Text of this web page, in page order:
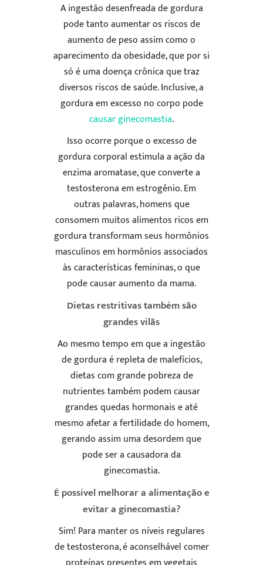
A ingestão desenfreada de gordura
pode tanto aumentar os riscos de
aumento de peso assim como o
aparecimento da obesidade, que por si
só é uma doença crônica que traz
diversos riscos de saúde. Inclusive, a
gordura em excesso no corpo pode
causar ginecomastia.
Isso ocorre porque o excesso de
gordura corporal estimula a ação da
enzima aromatase, que converte a
testosterona em estrogênio. Em
outras palavras, homens que
consomem muitos alimentos ricos em
gordura transformam seus hormônios
masculinos em hormônios associados
às características femininas, o que
pode causar aumento da mama.
Dietas restritivas também são
grandes vilãs
Ao mesmo tempo em que a ingestão
de gordura é repleta de malefícios,
dietas com grande pobreza de
nutrientes também podem causar
grandes quedas hormonais e até
mesmo afetar a fertilidade do homem,
gerando assim uma desordem que
pode ser a causadora da
ginecomastia.
É possível melhorar a alimentação e
evitar a ginecomastia?
Sim! Para manter os níveis regulares
de testosterona, é aconselhável comer